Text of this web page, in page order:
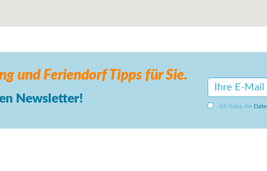
und FeriendorfTipps für Sie.
Newsletter!
Ich habe die